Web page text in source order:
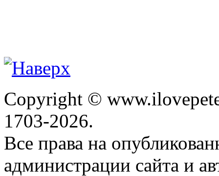
Copyright ©
1703-2026.
Все права на
администрации сайта и